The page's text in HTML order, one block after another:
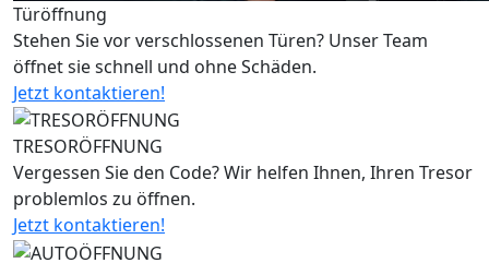
Türöffnung
Stehen Sie vor verschlossenen Türen? Unser Team
öffnet sie schnell und ohne Schäden.
Jetzt kontaktieren!
TRESORÖFFNUNG
Vergessen Sie den Code? Wir helfen Ihnen, Ihren Tresor
problemlos zu öffnen.
Jetzt kontaktieren!